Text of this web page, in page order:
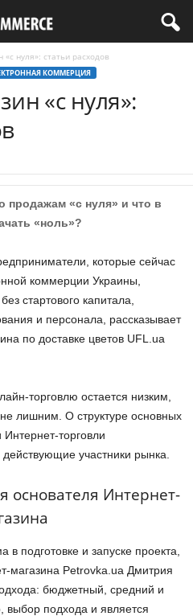
«с нуля»: статьи расходов
КОММЕРЦИЯ
«с нуля»:
продажам «с нуля» и что в
«ноль»?
которые сейчас
коммерции Украины,
стартового капитала,
и персонала, рассказывает
по доставке цветов UFL.ua
торговлю остается низким,
лишним. О структуре основных
Интернет-торговли
участники рынка.
основателя Интернет-
подготовке и запуске проекта,
магазина Petrovka.ua Дмитрия
бюджетный, средний и
выбор подхода и является